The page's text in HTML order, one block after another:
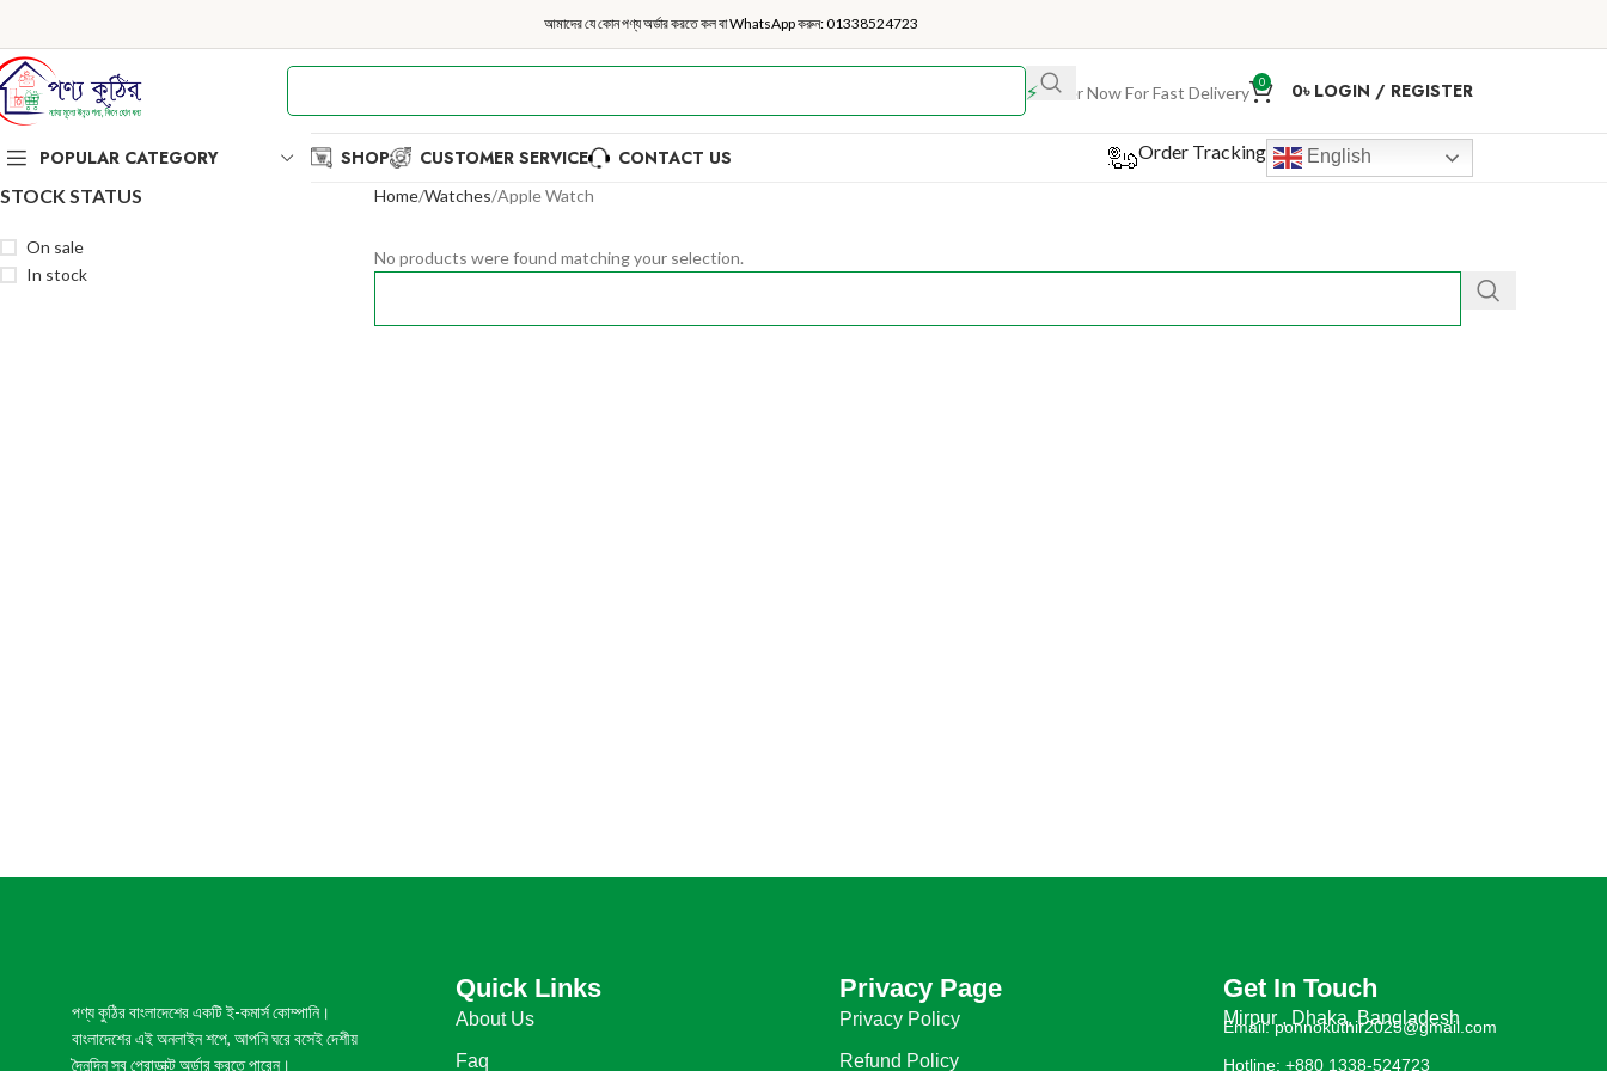
আমাদের যে কোন পণ্য অর্ডার করতে কল বা WhatsApp করুন:01338524723
⚡Order Now For Fast Delivery 0 0৳ LOGIN / REGISTER
POPULAR CATEGORY SHOP CUSTOMER SERVICE CONTACT US Order Tracking English
STOCK STATUS
On sale
In stock
Home Watches Apple Watch
No products were found matching your selection.
পণ্য কুঠির বাংলাদেশের একটি ই-কমার্স কোম্পানি।
বাংলাদেশের এই অনলাইন শপে, আপনি ঘরে বসেই দেশীয়
দৈনন্দিন সব প্রোডাক্ট অর্ডার করতে পারেন।
Quick Links
About Us
Faq
Privacy Page
Privacy Policy
Refund Policy
Get In Touch
Mirpur , Dhaka, Bangladesh
Email: ponnokuthir2025@gmail.com
Hotline: +880 1338-524723